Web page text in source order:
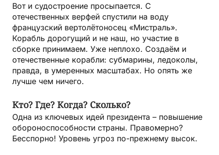
Вот и судостроение просыпается. С
отечественных верфей спустили на воду
французский вертолётоносец «Мистраль».
Корабль дорогущий и не наш, но участие в
сборке принимаем. Уже неплохо. Создаём и
отечественные корабли: субмарины, ледоколы,
правда, в умеренных масштабах. Но опять же
лучше чем ничего.
Кто? Где? Когда? Сколько?
Одна из ключевых идей президента – повышение
обороноспособности страны. Правомерно?
Бесспорно! Уровень угроз по-прежнему высок.